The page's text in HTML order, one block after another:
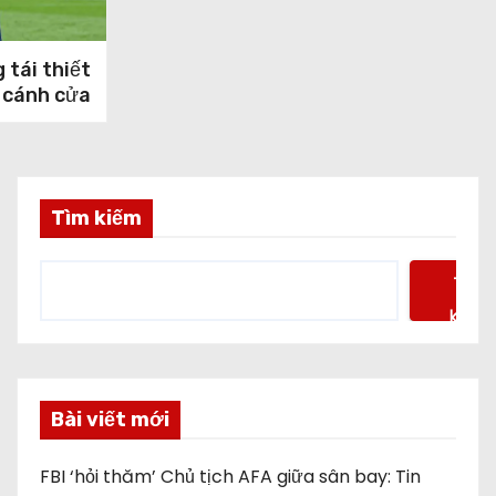
tái thiết
cửa
Tìm kiếm
Tìm
kiếm
Bài viết mới
FBI ‘hỏi thăm’ Chủ tịch AFA giữa sân bay: Tin